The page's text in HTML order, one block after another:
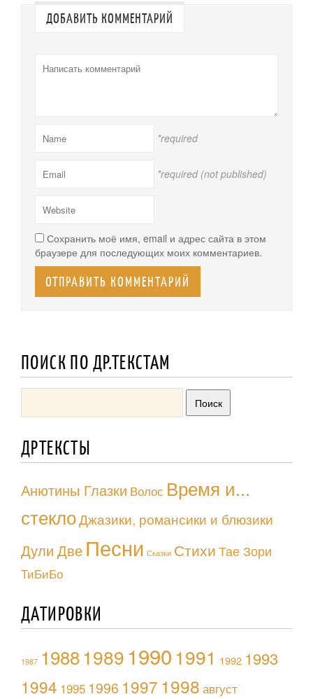
ДОБАВИТЬ КОММЕНТАРИЙ
*required
*required (not published)
Сохранить моё имя, email и адрес сайта в этом
браузере для последующих моих комментариев.
ПОИСК ПО ДР.ТЕКСТАМ
ДРТЕКСТЫ
Анютины Глазки Волос Время и...
стеклоДжазики, романсики и блюзики
Дули Две Песни Сказки СтихиТае Зори
ТиБиБо
ДАТИРОВКИ
1987 19881989 19901991 1992 1993
1994 1995 1996 1997 1998 август